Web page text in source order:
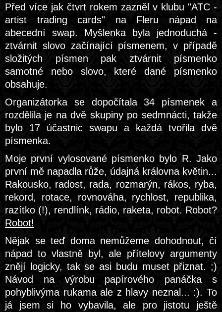
Před více jak čtvrt rokem zazněl v klubu "ATC -
artist trading cards" na Fleru nápad na
abecední swap. Myšlenka byla jednoduchá -
ztvárnit slovo začínající písmenem, v případě
složitých písmen pak ztvárnit písmenko
samotné nebo slovo, které dané písmenko
obsahuje.
Organizátorka se dopočítala 34 písmenek a
rozdělila je na dvě skupiny po sedmnácti, takže
bylo 17 účastnic swapu a každá tvořila dvě
písmenka.
Moje první vylosované písmenko bylo R. Jako
první mě napadla růže, údajná královna květin...
Rakousko, radost, rada, rozmarýn, rákos, ryba,
rekord, rotace, rovnováha, rychlost, republika,
razítko (!), rendlínk, rádio, raketa, robot. Robot?
Robot!
Nějak se teď doma nemůžeme dohodnout, čí
nápad to vlastně byl, ale přítelovy argumenty
znějí logicky, tak se asi budu muset přiznat. ;)
Návod na výrobu papírového panáčka s
pohyblivýma rukama ale z hlavy neznal... :). To
já jsem si ho vybavila, ale pro jistotu ještě